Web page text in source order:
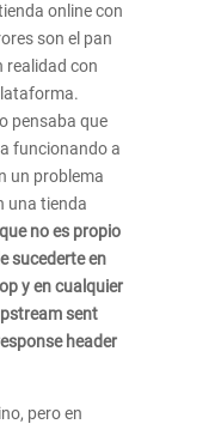
online con
son el pan
realidad con
pensaba que
funcionando a
un problema
una tienda
no es propio
sucederte en
y en cualquier
sent
header
pero en